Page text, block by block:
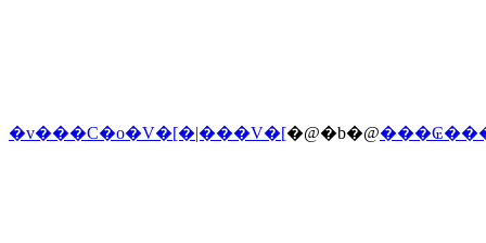
�v���C�o�V�[�|���V�[�@�b�@